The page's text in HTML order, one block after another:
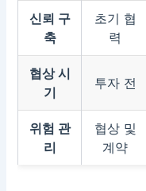
신뢰 구
축
초기 협
력
협상 시
기
투자 전
위험 관
리
협상 및
계약